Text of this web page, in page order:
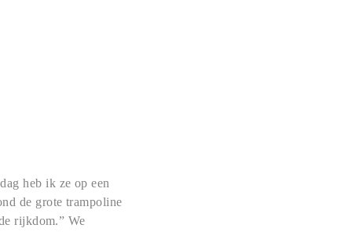
heb ik ze op een
de grote trampoline
rijkdom.” We